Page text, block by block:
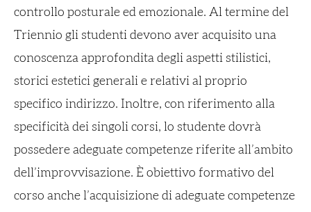
controllo posturale ed emozionale. Al termine del
Triennio gli studenti devono aver acquisito una
conoscenza approfondita degli aspetti stilistici,
storici estetici generali e relativi al proprio
specifico indirizzo. Inoltre, con riferimento alla
specificità dei singoli corsi, lo studente dovrà
possedere adeguate competenze riferite all’ambito
dell’improvvisazione. È obiettivo formativo del
corso anche l’acquisizione di adeguate competenze